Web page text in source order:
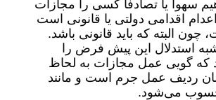
سهواً یا تصادفاً کسی را مجازات
اقدامی دولتی یا قانونی است
چون البته که باید قانونی باشد.
استدلال این پیش فرض را
گویی عمل مجازات به لحاظ
ردیف عمل جرم است و مانند
می‌شود.